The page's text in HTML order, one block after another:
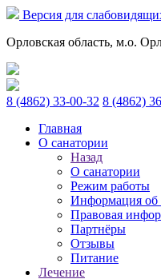
Версия для
Орловская область, м.о.
8 (4862) 33-00-32 8 (4862)
Главная
О санатории
Назад
О санатории
Режим работы
Информация об
Правовая
Партнёры
Отзывы
Питание
Лечение